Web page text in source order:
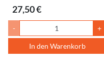
27,50 €
- +
In den Warenkorb